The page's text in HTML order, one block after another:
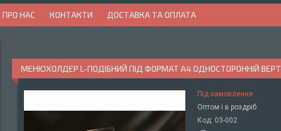
ПРО НАС КОНТАКТИ ДОСТАВКА ТА ОПЛАТА
МЕНЮХОЛДЕР L-ПОДІБНИЙ ПІД ФОРМАТ А4 ОДНОСТОРОННІЙ
Під замовлення
Оптом і в роздріб
Код: 03-002